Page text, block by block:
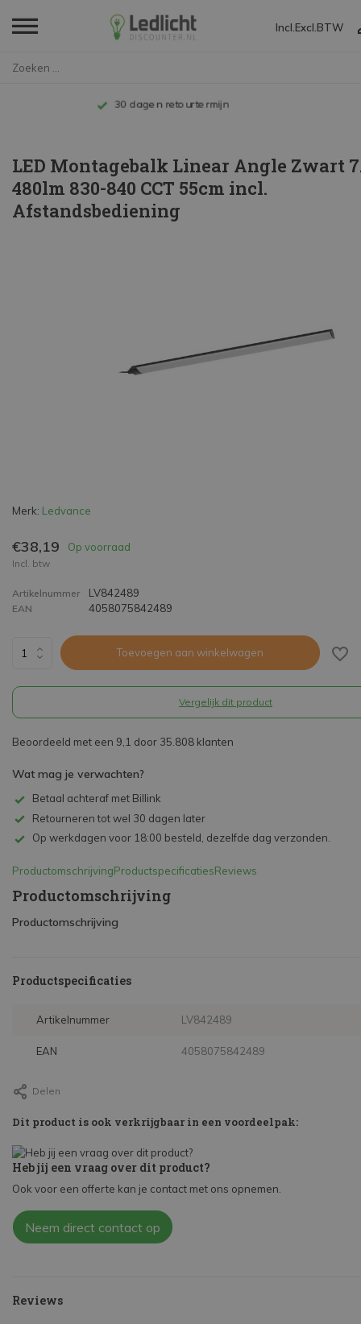
Incl. Excl. BTW
Tot 10 jaar garantie
LED Montagebalk Linear Angle Zwart
480lm 830-840 CCT 55cm incl.
Afstandsbediening
Merk: Ledvance
€38,19 Op voorraad
Incl. btw
Artikelnummer LV842489
EAN 4058075842489
Toevoegen aan winkelwagen
Vergelijk dit product
Beoordeeld met een 9,1 door 35.808 klanten
Wat mag je verwachten?
Betaal achteraf met Billink
Retourneren tot wel 30 dagen later
Op werkdagen voor 18:00 besteld, dezelfde dag verzonden.
ProductomschrijvingProductspecificatiesReviews
Productomschrijving
Productomschrijving
Productspecificaties
Artikelnummer LV842489
EAN 4058075842489
Delen
Dit product is ook verkrijgbaar in een voordeelpak:
Heb jij een vraag over dit product?
Ook voor een offerte kan je contact met ons opnemen.
Neem direct contact op
Reviews